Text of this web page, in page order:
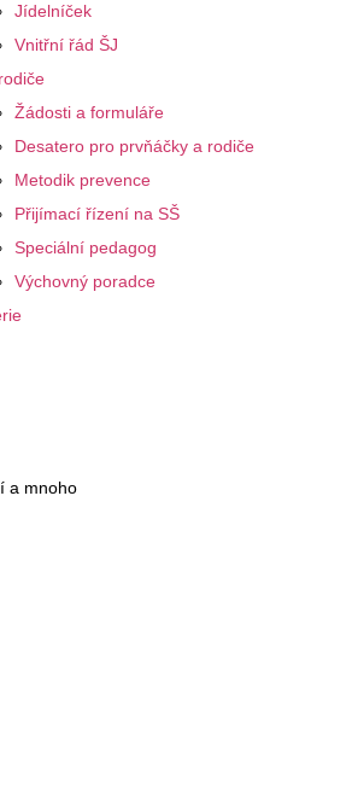
Jídelníček
Vnitřní řád ŠJ
Žádosti a formuláře
Desatero pro prvňáčky a rodiče
Metodik prevence
Přijímací řízení na SŠ
Speciální pedagog
Výchovný poradce
a mnoho